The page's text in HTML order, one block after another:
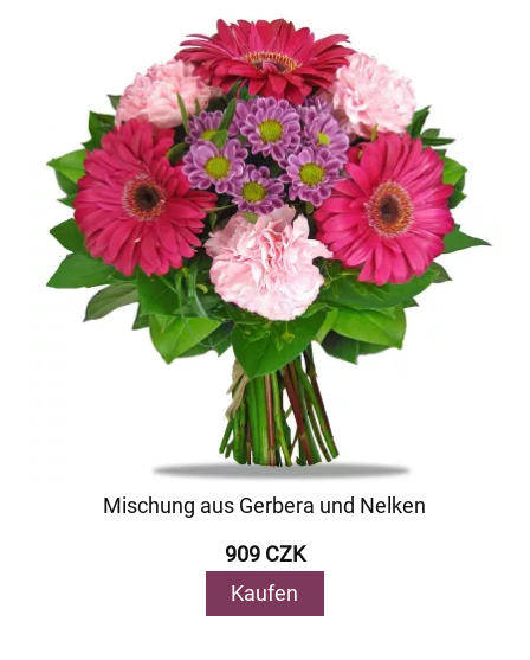
Mischung aus Gerbera und Nelken
909 CZK
Kaufen